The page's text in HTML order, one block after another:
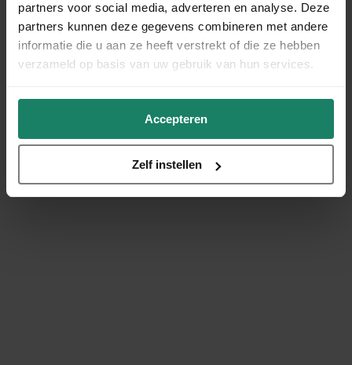
partners voor social media, adverteren en analyse. Deze
partners kunnen deze gegevens combineren met andere
informatie die u aan ze heeft verstrekt of die ze hebben
verzameld op basis van uw gebruik van hun services.
Accepteren
Zelf instellen